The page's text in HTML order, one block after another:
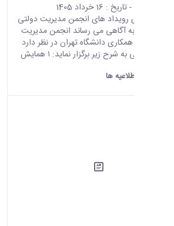
- تاریخ : 16 خرداد 1405
اطلاعیه برگزاری رویداد های انجمن مدیریت دولتی
ایران احتراما،ً به آگاهی می رساند انجمن مدیریت
دولتی ایران با همکاری دانشگاه تهران در نظر دارد
دو رویداد علمی به شرح زیر برگزار نماید: ۱ همایش
اطلاعیه ها